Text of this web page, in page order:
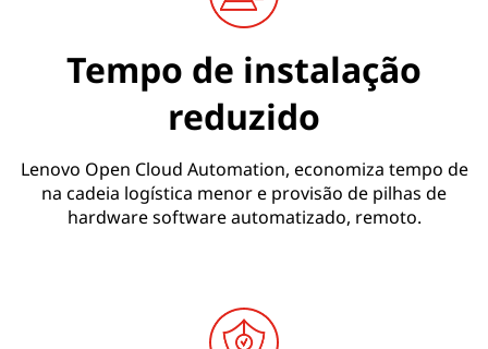
Tempo de instalação
reduzido
Lenovo Open Cloud Automation, economiza tempo de
na cadeia logística menor e provisão de pilhas de
hardware software automatizado, remoto.